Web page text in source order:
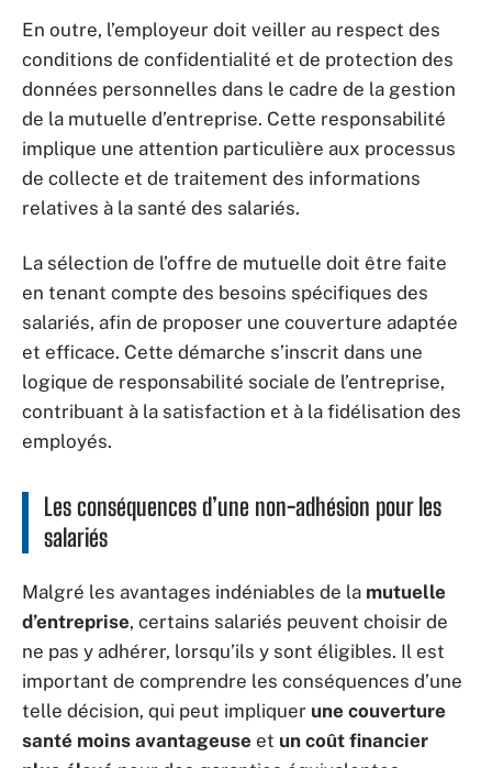
En outre, l’employeur doit veiller au respect des
conditions de confidentialité et de protection des
données personnelles dans le cadre de la gestion
de la mutuelle d’entreprise. Cette responsabilité
implique une attention particulière aux processus
de collecte et de traitement des informations
relatives à la santé des salariés.
La sélection de l’offre de mutuelle doit être faite
en tenant compte des besoins spécifiques des
salariés, afin de proposer une couverture adaptée
et efficace. Cette démarche s’inscrit dans une
logique de responsabilité sociale de l’entreprise,
contribuant à la satisfaction et à la fidélisation des
employés.
Les conséquences d’une non-adhésion pour les
salariés
Malgré les avantages indéniables de la mutuelle
d’entreprise, certains salariés peuvent choisir de
ne pas y adhérer, lorsqu’ils y sont éligibles. Il est
important de comprendre les conséquences d’une
telle décision, qui peut impliquer une couverture
santé moins avantageuse et un coût financier